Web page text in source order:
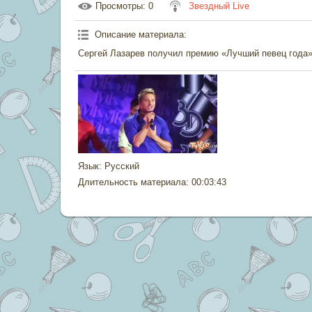
Просмотры: 0 Звездный Live
Описание материала:
Сергей Лазарев получил премию «Лучший певец
Язык: Русский
Длительность материала: 00:03:43